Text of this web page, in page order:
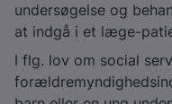
undersøgelse og
at indgå i et læge-
I flg. lov om social